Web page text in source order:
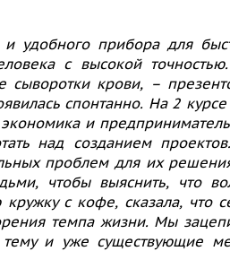
удобного прибора для
с высокой точностью.
сыворотки крови, –
спонтанно. На 2 курсе
и
над созданием
проблем для их
чтобы выяснить, что
с кофе, сказала, что
темпа жизни. Мы
тему и уже существующие